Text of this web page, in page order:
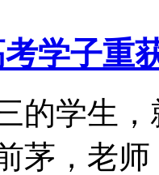
学子重
的学生
茅，老师